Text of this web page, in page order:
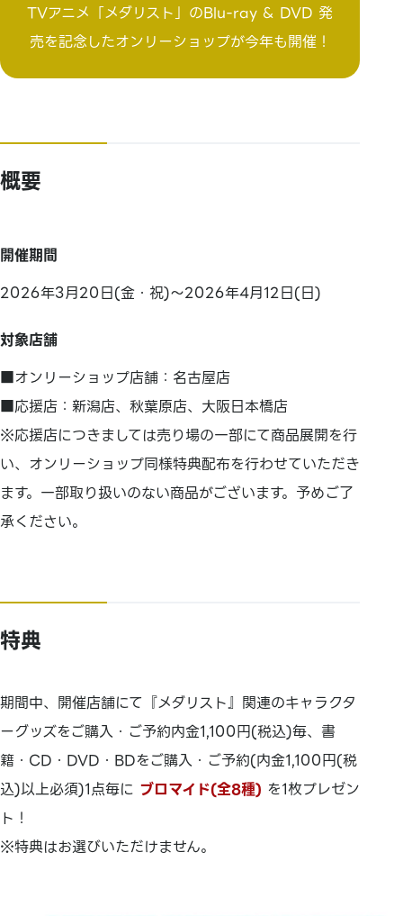
TVアニメ「メダリスト」のBlu-ray & DVD 発
売を記念したオンリーショップが今年も開催！
概要
開催期間
2026年3月20日(金・祝)～2026年4月12日(日)
対象店舗
■オンリーショップ店舗：名古屋店
■応援店：新潟店、秋葉原店、大阪日本橋店
※応援店につきましては売り場の一部にて商品展開を行
い、オンリーショップ同様特典配布を行わせていただき
ます。一部取り扱いのない商品がございます。予めご了
承ください。
特典
期間中、開催店舗にて『メダリスト』関連のキャラクタ
ーグッズをご購入・ご予約内金1,100円(税込)毎、書
籍・CD・DVD・BDをご購入・ご予約(内金1,100円(税
込)以上必須)1点毎に ブロマイド(全8種) を1枚プレゼン
ト！
※特典はお選びいただけません。